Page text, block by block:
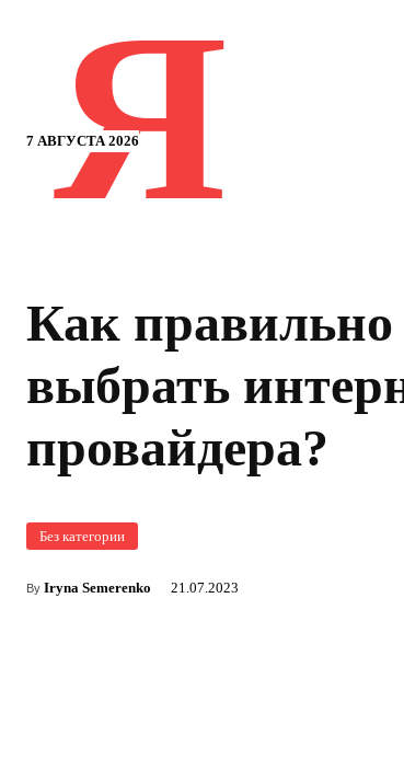
7 АВГУСТА 2026
Я
Как правильно
выбрать
провайдера?
Без категории
By Iryna Semerenko 21.07.2023